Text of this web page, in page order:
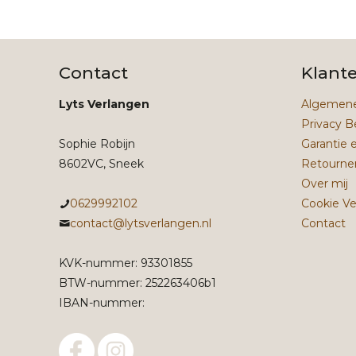
Contact
Lyts Verlangen
Sophie Robijn
8602VC, Sneek
0629992102
contact@lytsverlangen.nl
KVK-nummer: 93301855
BTW-nummer: 252263406b1
IBAN-nummer:
Privacy
Garantie
Over mij
Cookie
Contact